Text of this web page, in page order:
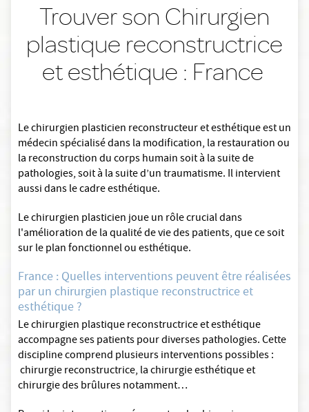
Trouver son Chirurgien
plastique reconstructrice
et esthétique : France
Le chirurgien plasticien reconstructeur et esthétique est un
médecin spécialisé dans la modification, la restauration ou
la reconstruction du corps humain soit à la suite de
pathologies, soit à la suite d’un traumatisme. Il intervient
aussi dans le cadre esthétique.
Le chirurgien plasticien joue un rôle crucial dans
l'amélioration de la qualité de vie des patients, que ce soit
sur le plan fonctionnel ou esthétique.
France : Quelles interventions peuvent être réalisées
par un chirurgien plastique reconstructrice et
esthétique ?
Le chirurgien plastique reconstructrice et esthétique
accompagne ses patients pour diverses pathologies. Cette
discipline comprend plusieurs interventions possibles :
chirurgie reconstructrice, la chirurgie esthétique et
chirurgie des brûlures notamment…